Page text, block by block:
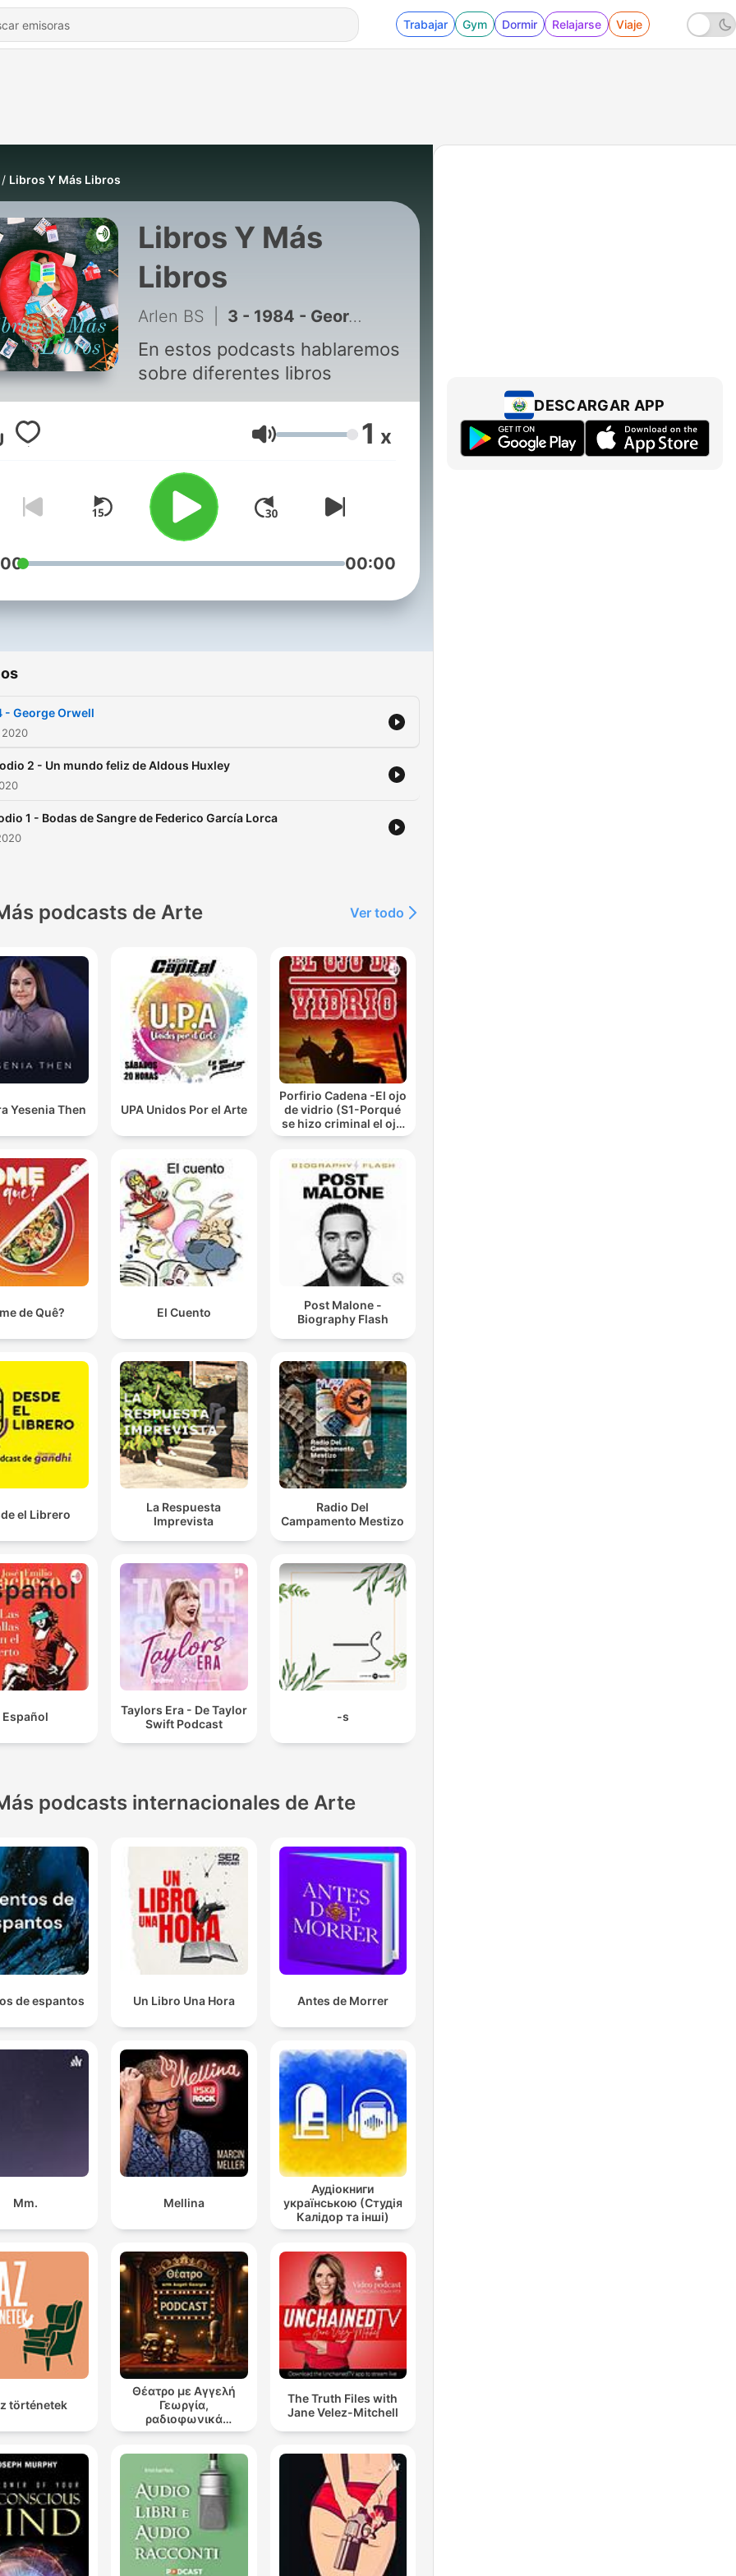
Trabajar Gym Dormir Relajarse Viaje
Libros Y Más Libros
Libros Y Más
Libros
Arlen BS 3 - 1984 - George Orwell
En estos podcasts hablaremos
sobre diferentes libros
Volumen 1 x
00:00
- George Orwell
2 - Un mundo feliz de Aldous Huxley
1 - Bodas de Sangre de Federico García Lorca
podcasts de Arte Ver todo
Yesenia Then UPA Unidos Por el Arte
Porfirio Cadena -El ojo
de vidrio (S1-Porqué
se hizo criminal el ojo
de vidrio.)
de Quê? El Cuento
Post Malone -
Biography Flash
el Librero
La Respuesta
Imprevista
Radio Del
Campamento Mestizo
Español
Taylors Era - De Taylor
Swift Podcast
-s
podcasts internacionales de Arte
de espantos Un Libro Una Hora Antes de Morrer
Mm. Mellina
Аудіокниги
українською (Студія
Калідор та інші)
történetek
Θέατρο με Αγγελή
Γεωργία,
ραδιοφωνικά
θεατρικά έργα
The Truth Files with
Jane Velez-Mitchell
DESCARGAR APP